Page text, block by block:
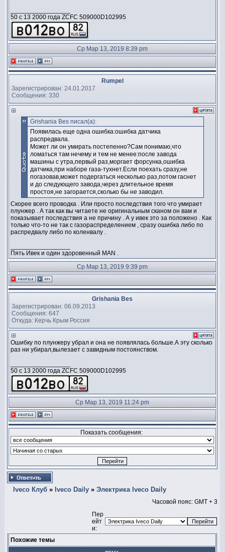
50 c 13 2000 года ZCFC 509000D102995
Ср Мар 13, 2019 8:39 pm
Rumpel
Зарегистрирован: 24.01.2017
Сообщения: 330
Grishania Bes писал(а):
Появилась еще одна ошибка:ошибка датчика
распредвала.
Может ли он умирать постепенно?Сам понимаю,что
ломаться там нечему и тем не менее:после завода
машины с утра,первый раз,моргает форсунка,ошибка
датчика,при наборе газа-тухнет.Если поехать сразу,не
погазовав,может подергаться несколько раз,потом гаснет
и до следующего завода,через длительное время
простоя,не загорается,сколько бы не заводил.
Скорее всего проводка . Или просто последствия того что умирает
плунжер . А так как вы читаете не оригинальным сканом он вам и
показывает последствия а не причину . А у ивек это за положено . Как
только что-то не так с газораспределением , сразу ошибка либо по
распредвалу либо по коленвалу .
Пять Ивек и один здоровенный MAN .
Ср Мар 13, 2019 9:39 pm
Grishania Bes
Зарегистрирован: 06.09.2013
Сообщения: 647
Откуда: Керчь Крым Россия
Ошибку по плунжеру убрал и она не появлялась больше.А эту сколько
раз ни убирал,вылезает с завидным постоянством.
50 c 13 2000 года ZCFC 509000D102995
Ср Мар 13, 2019 11:24 pm
Показать сообщения:
Iveco Клуб » Iveco Daily » Электрика Iveco Daily
Часовой пояс: GMT + 3
Пер
ейт
и:
Похожие темы